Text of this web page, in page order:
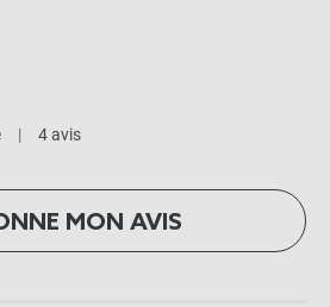
| 4 avis
MON AVIS